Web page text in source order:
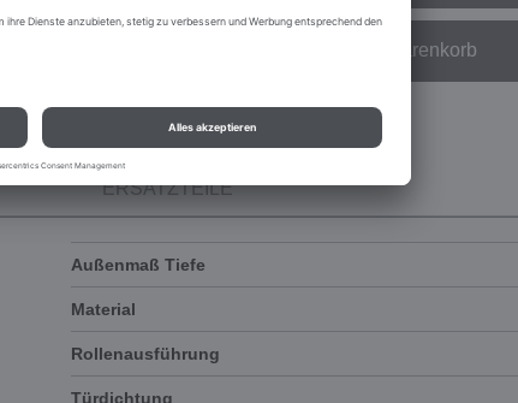
In den Warenkorb
ERSATZTEILE
Außenmaß Tiefe
Material
Rollenausführung
Türdichtung